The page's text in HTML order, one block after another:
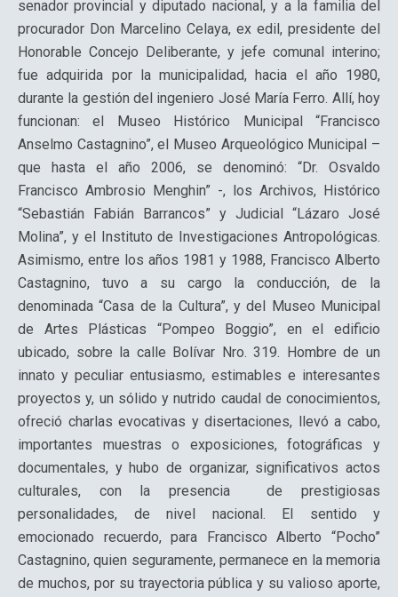
senador provincial y diputado nacional, y a la familia del
procurador Don Marcelino Celaya, ex edil, presidente del
Honorable Concejo Deliberante, y jefe comunal interino;
fue adquirida por la municipalidad, hacia el año 1980,
durante la gestión del ingeniero José María Ferro. Allí, hoy
funcionan: el Museo Histórico Municipal “Francisco
Anselmo Castagnino”, el Museo Arqueológico Municipal –
que hasta el año 2006, se denominó: “Dr. Osvaldo
Francisco Ambrosio Menghin” -, los Archivos, Histórico
“Sebastián Fabián Barrancos” y Judicial “Lázaro José
Molina”, y el Instituto de Investigaciones Antropológicas.
Asimismo, entre los años 1981 y 1988, Francisco Alberto
Castagnino, tuvo a su cargo la conducción, de la
denominada “Casa de la Cultura”, y del Museo Municipal
de Artes Plásticas “Pompeo Boggio”, en el edificio
ubicado, sobre la calle Bolívar Nro. 319. Hombre de un
innato y peculiar entusiasmo, estimables e interesantes
proyectos y, un sólido y nutrido caudal de conocimientos,
ofreció charlas evocativas y disertaciones, llevó a cabo,
importantes muestras o exposiciones, fotográficas y
documentales, y hubo de organizar, significativos actos
culturales, con la presencia de prestigiosas
personalidades, de nivel nacional. El sentido y
emocionado recuerdo, para Francisco Alberto “Pocho”
Castagnino, quien seguramente, permanece en la memoria
de muchos, por su trayectoria pública y su valioso aporte,